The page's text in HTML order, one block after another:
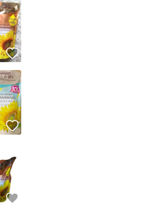
証しているものではありません
頻度で24時間以内＆設定した発送日数内に発送してい
頻度で24時間以内に発送しています
定した発送日数内に発送しています
ンセル
いいね！
いいね！